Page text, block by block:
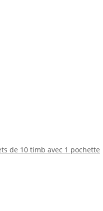
de 10 timb avec 1 pochette